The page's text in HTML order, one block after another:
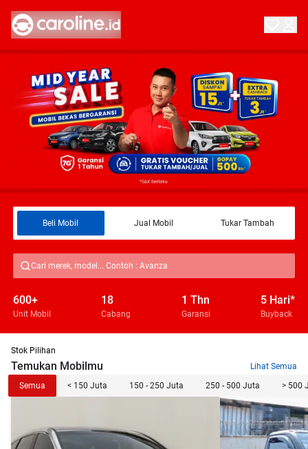
Beli Mobil Jual Mobil Tukar Tambah
Cari merek, model... Contoh : Avanza
600+
Unit Mobil
18
Cabang
1 Thn
Garansi
5 Hari*
Buyback
Stok Pilihan
Temukan Mobilmu
Lihat Semua
Semua
< 150 Juta 150 - 250 Juta 250 - 500 Juta > 500